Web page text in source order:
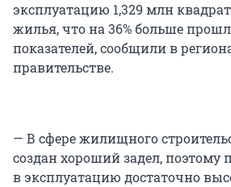
эксплуатацию 1,329 млн
жилья, что на 36% больше
показателей, сообщили в
правительстве.
— В сфере жилищного
создан хороший задел, поэтому
в эксплуатацию достаточно